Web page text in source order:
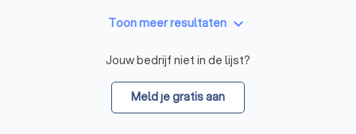
Toon meer resultaten keyboard_arrow_down
Jouw bedrijf niet in de lijst?
Meld je gratis aan